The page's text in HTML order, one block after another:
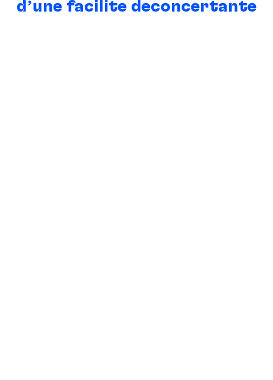
d’une facilité déconcertante